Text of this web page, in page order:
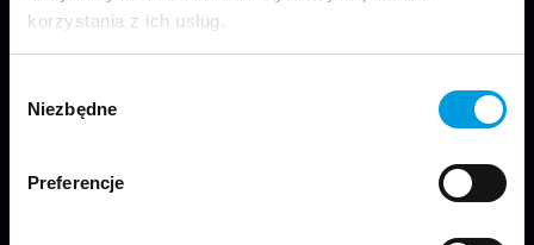
korzystania z ich usług.
zgody
Niezbędne
Preferencje
Copyright © 2024 School of Form